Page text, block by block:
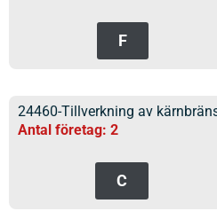
F
24460-Tillverkning av
Antal företag: 2
C